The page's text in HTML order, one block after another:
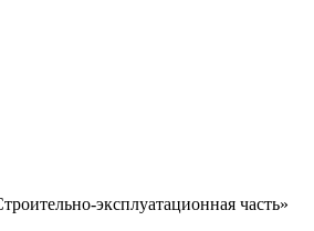
эксплуатационная часть»